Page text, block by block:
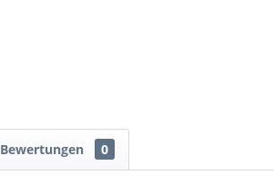
Bewertungen 0